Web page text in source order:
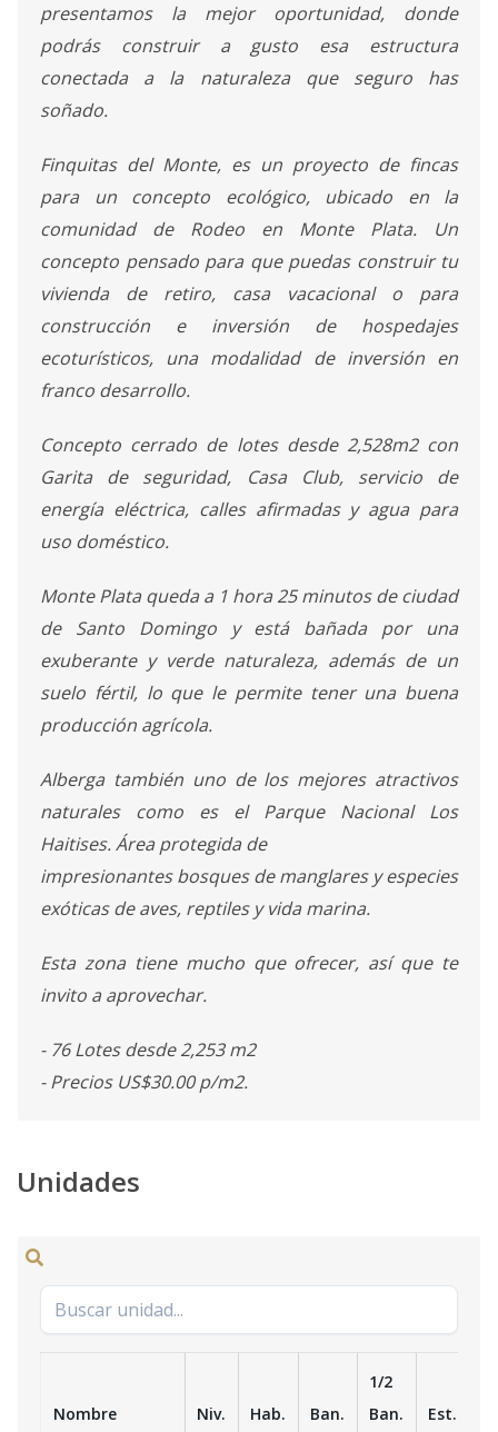
presentamos la mejor oportunidad, donde
podrás construir a gusto esa estructura
conectada a la naturaleza que seguro has
soñado.
Finquitas del Monte, es un proyecto de fincas
para un concepto ecológico, ubicado en la
comunidad de Rodeo en Monte Plata. Un
concepto pensado para que puedas construir tu
vivienda de retiro, casa vacacional o para
construcción e inversión de hospedajes
ecoturísticos, una modalidad de inversión en
franco desarrollo.
Concepto cerrado de lotes desde 2,528m2 con
Garita de seguridad, Casa Club, servicio de
energía eléctrica, calles afirmadas y agua para
uso doméstico.
Monte Plata queda a 1 hora 25 minutos de ciudad
de Santo Domingo y está bañada por una
exuberante y verde naturaleza, además de un
suelo fértil, lo que le permite tener una buena
producción agrícola.
Alberga también uno de los mejores atractivos
naturales como es el Parque Nacional Los
Haitises. Área protegida de
impresionantes bosques de manglares y especies
exóticas de aves, reptiles y vida marina.
Esta zona tiene mucho que ofrecer, así que te
invito a aprovechar.
- 76 Lotes desde 2,253 m2
- Precios US$30.00 p/m2.
Unidades
Nombre Niv. Hab. Ban.
1/2
Ban.
Est.